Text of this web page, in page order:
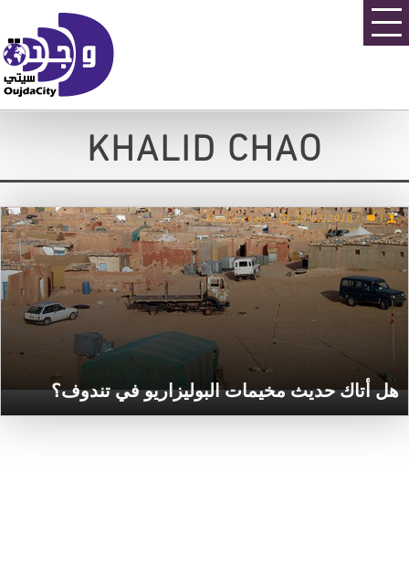
KHALID CHAO
هل أتاك حديث مخيمات البوليزاريو في تندوف؟
khalid chao / 28/02/2010 / 1